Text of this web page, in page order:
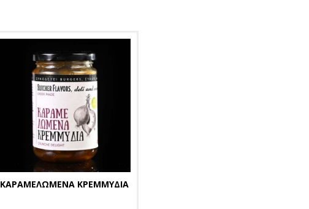
ΚΑΡΑΜΕΛΩΜΕΝΑ ΚΡΕΜΜΥΔΙΑ